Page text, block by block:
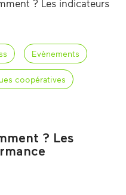
? Les indicateurs
Evènements
coopératives
? Les